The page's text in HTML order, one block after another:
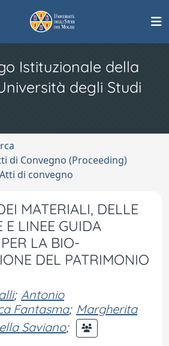
Istituzionale della
degli Studi
di Convegno (Proceeding)
di convegno
MATERIALI, DELLE
E LINEE GUIDA
LA BIO-
DEL PATRIMONIO
; Antonio
Fantasma; Margherita
Saviano;